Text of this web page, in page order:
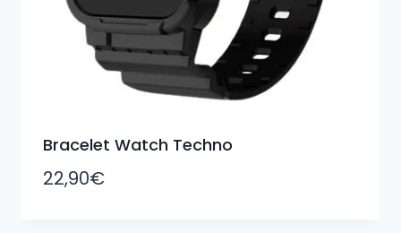
Bracelet Watch Techno
22,90€